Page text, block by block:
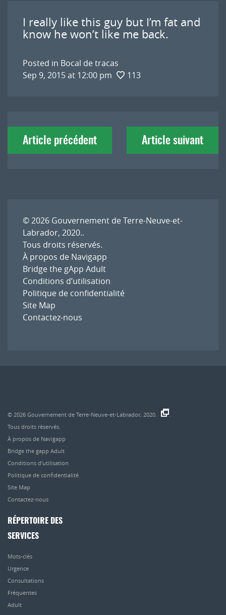
I really like this guy but I’m fat and
know he won’t like me back.
Posted in Bocal de tracas
Sep 9, 2015 at 12:00 pm
113
Navigation
deArticle précédent Article suivant
© 2026 Gouvernement de Terre-Neuve-et-
Labrador, 2020..
Tous droits réservés.
À propos de Navigapp
Bridge the gApp Adult
Conditions d’utilisation
Politique de confidentialité
Site Map
Contactez-nous
© 2026 Gouvernement de Terre-Neuve-et-Labrador, 2020.
Tous droits réservés.
À propos de Navigapp
Bridge the gapp Adult
Conditions d’utilisation
Politique de confidentialité
Site Map
Contactez-nous
RÉPERTOIRE DES
SERVICES
Mots-clés
Urgence
Consultations
Fréquentes
Adult